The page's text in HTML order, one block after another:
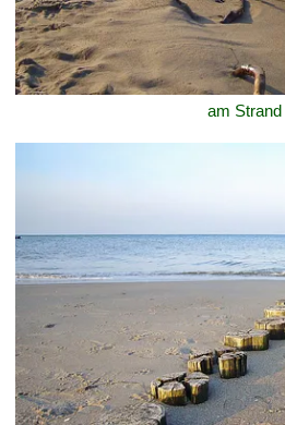
am Strand